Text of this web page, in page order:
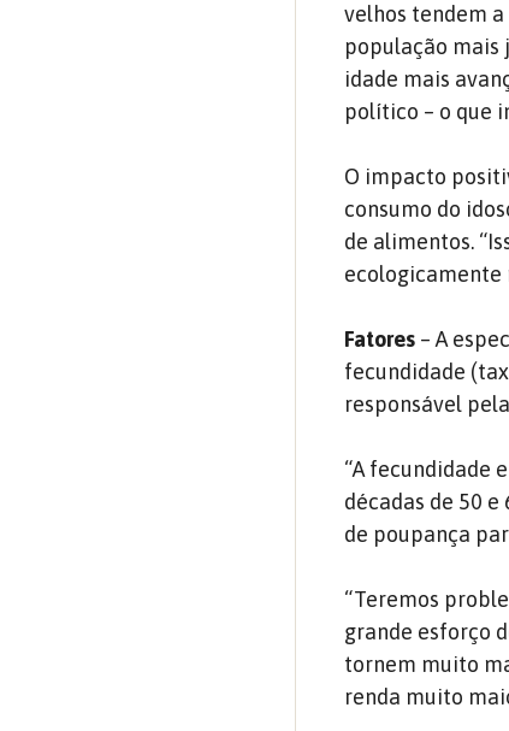
velhos tendem
população mais
idade mais
político – o que
O impacto
consumo do
de alimentos.
ecologicamente
Fatores – A
fecundidade
responsável
“A fecundidade
décadas de 50
de poupança
“Teremos
grande esforço
tornem muito
renda muito